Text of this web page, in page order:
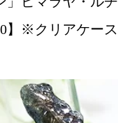
】※クリアケー